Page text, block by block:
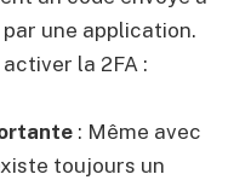
une application.
la 2FA :
: Même avec
toujours un